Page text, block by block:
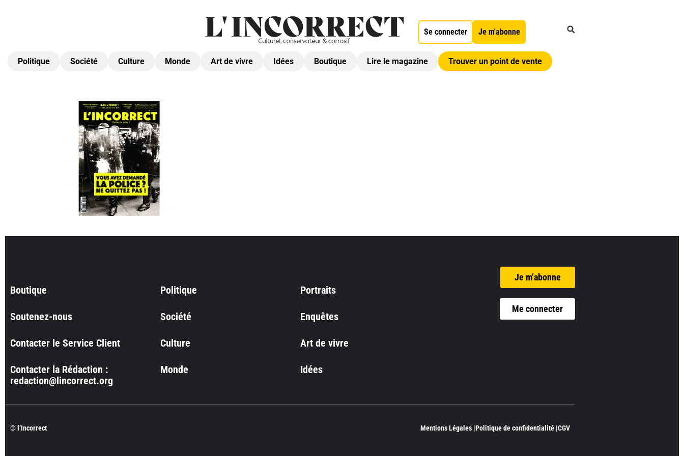
Se connecter Je m'abonne
Politique Société Culture Monde Art de vivre Idées Boutique Lire le magazine Trouver un point de vente
Boutique
Soutenez-nous
Contacter le Service Client
Contacter la Rédaction :
redaction@lincorrect.org
Politique
Société
Culture
Monde
Portraits
Enquêtes
Art de vivre
Idées
Je m’abonne
Me connecter
© l’Incorrect Mentions Légales |Politique de confidentialité |CGV